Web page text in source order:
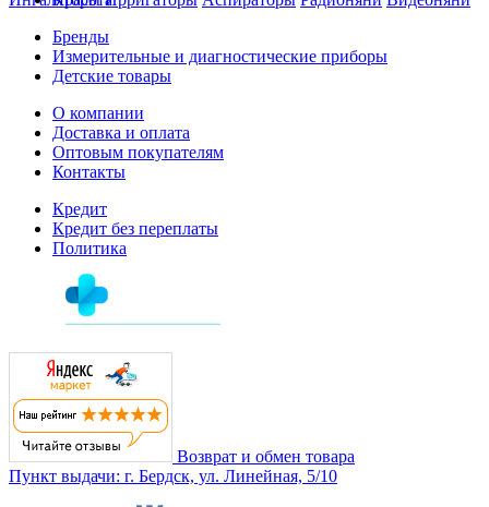
Бренды
Измерительные и диагностические приборы
Детские товары
О компании
Доставка и оплата
Оптовым покупателям
Контакты
Кредит
Кредит без переплаты
Политика
Возврат и обмен товара
Пункт выдачи: г. Бердск, ул. Линейная, 5/10